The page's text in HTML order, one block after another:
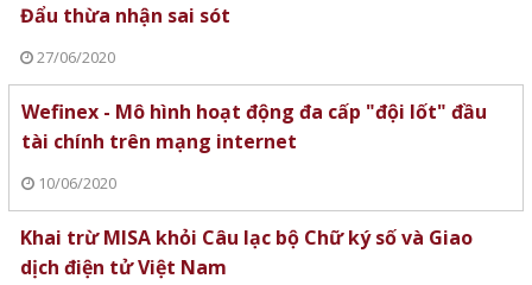
Đẩu thừa nhận sai sót
27/06/2020
Wefinex - Mô hình hoạt động đa cấp "đội lốt" đầu
tài chính trên mạng internet
10/06/2020
Khai trừ MISA khỏi Câu lạc bộ Chữ ký số và Giao
dịch điện tử Việt Nam